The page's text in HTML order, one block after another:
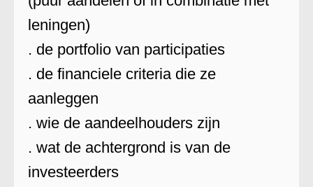
leningen)
. de portfolio van participaties
. de financiele criteria die ze
aanleggen
. wie de aandeelhouders zijn
. wat de achtergrond is van de
investeerders